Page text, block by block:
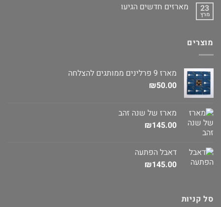
23
מרץ
מארזים חדשים הגיעו
מוצרים
מארז 9 פרלינים ממותגים להצלחה
₪50.00
מארז של שנה זהב
₪145.00
דאבל הפתעה
₪145.00
סל קניות